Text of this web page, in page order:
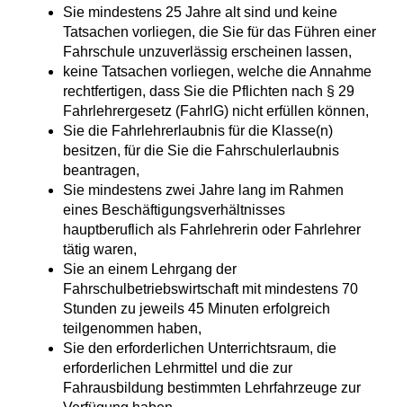
Sie mindestens 25 Jahre alt sind und keine
Tatsachen vorliegen, die Sie für das Führen einer
Fahrschule unzuverlässig erscheinen lassen,
keine Tatsachen vorliegen, welche die Annahme
rechtfertigen, dass Sie die Pflichten nach § 29
Fahrlehrergesetz (FahrlG) nicht erfüllen können,
Sie die Fahrlehrerlaubnis für die Klasse(n)
besitzen, für die Sie die Fahrschulerlaubnis
beantragen,
Sie mindestens zwei Jahre lang im Rahmen
eines Beschäftigungsverhältnisses
hauptberuflich als Fahrlehrerin oder Fahrlehrer
tätig waren,
Sie an einem Lehrgang der
Fahrschulbetriebswirtschaft mit mindestens 70
Stunden zu jeweils 45 Minuten erfolgreich
teilgenommen haben,
Sie den erforderlichen Unterrichtsraum, die
erforderlichen Lehrmittel und die zur
Fahrausbildung bestimmten Lehrfahrzeuge zur